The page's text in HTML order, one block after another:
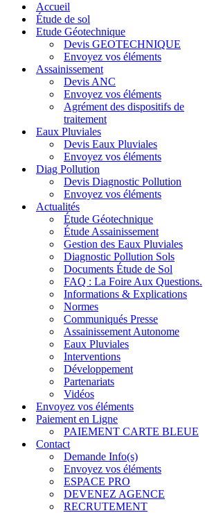
navigationAccueil
Étude de sol
Etude Géotechnique
Devis GEOTECHNIQUE
Envoyez vos éléments
Assainissement
Devis ANC
Envoyez vos éléments
Agrément des dispositifs de
traitement
Eaux Pluviales
Devis Eaux Pluviales
Envoyez vos éléments
Diag Pollution
Devis Diagnostic Pollution
Envoyez vos éléments
Actualités
Étude Géotechnique
Étude Assainissement
Gestion des Eaux Pluviales
Diagnostic Pollution Sols
Documents Étude de Sol
FAQ : La Foire Aux Questions.
Informations & Explications
Normes
Communiqués Presse
Assainissement Autonome
Eaux Pluviales
Interventions
Développement
Partenariats
Vidéos
Envoyez vos éléments
Paiement en Ligne
PAIEMENT CARTE BLEUE
Contact
Demande Info(s)
Envoyez vos éléments
ESPACE PRO
DEVENEZ AGENCE
RECRUTEMENT